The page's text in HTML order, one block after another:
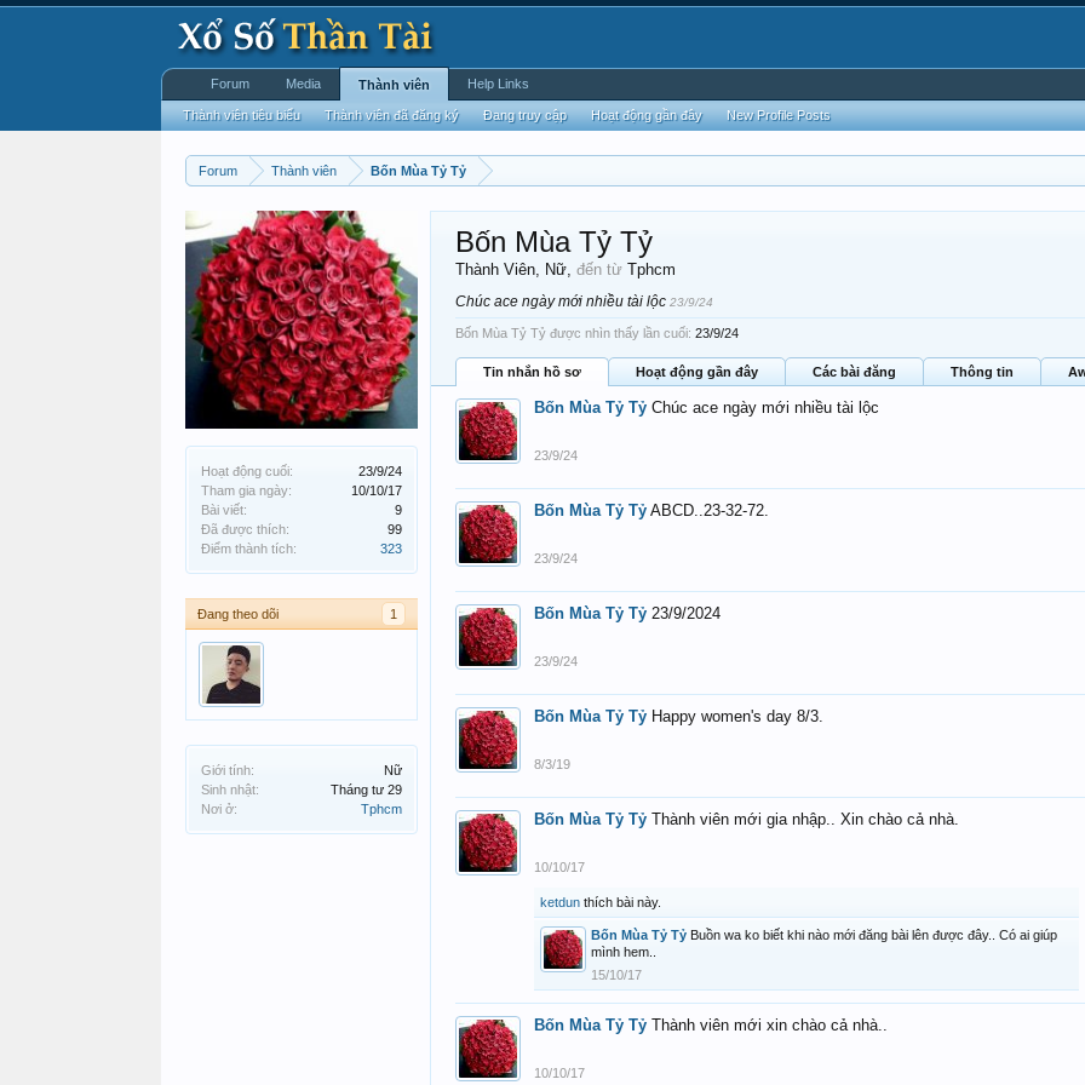
Forum Thành viên Bốn Mùa Tỷ Tỷ
Hoạt động cuối:
23/9/24
Tham gia ngày:
10/10/17
Bài viết:
9
Đã được thích:
99
Điểm thành tích:
323
Đang theo dõi 1
Giới tính:
Nữ
Sinh nhật:
Tháng tư 29
Nơi ở:
Tphcm
Bốn Mùa Tỷ Tỷ
Thành Viên, Nữ, đến từ Tphcm
Chúc ace ngày mới nhiều tài lộc 23/9/24
Bốn Mùa Tỷ Tỷ được nhìn thấy lần cuối: 23/9/24
Tin nhắn hồ sơ Hoạt động gần đây Các bài đăng Thông tin
Bốn Mùa Tỷ Tỷ Chúc ace ngày mới nhiều tài lộc
23/9/24
Bốn Mùa Tỷ Tỷ ABCD..23-32-72.
23/9/24
Bốn Mùa Tỷ Tỷ 23/9/2024
23/9/24
Bốn Mùa Tỷ Tỷ Happy women's day 8/3.
8/3/19
Bốn Mùa Tỷ Tỷ Thành viên mới gia nhập.. Xin chào cả nhà.
10/10/17
ketdun thích bài này.
Bốn Mùa Tỷ Tỷ Buồn wa ko biết khi nào mới đăng bài lên được đây.. Có ai giúp
mình hem..
15/10/17
Bốn Mùa Tỷ Tỷ Thành viên mới xin chào cả nhà..
10/10/17
Forum Media Thành viên
Thành viên tiêu biểu Thành viên đã đăng ký Đang truy cập Hoạt động gần đây New Profile Posts
Help Links